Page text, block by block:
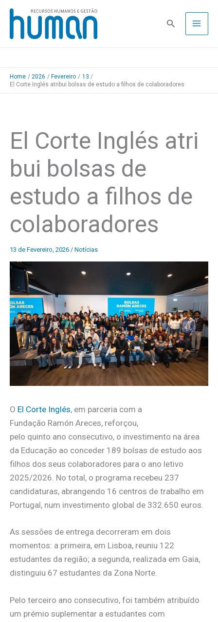
Skip
content
Pesquisa
Home 2026 Fevereiro
13
El Corte Inglés atribui bolsas de estudo a filhos de colaboradores
El Corte Inglés atri
bui bolsas de
estudo a filhos de
colaboradores
13 de Fevereiro, 2026 / Notícias
O El Corte Inglés, em parceria com a
Fundação Ramón Areces, reforçou,
pelo quinto ano consecutivo, o investimento na área
da Educação ao conceder 189 bolsas de estudo aos
filhos dos seus colaboradores para o ano letivo
2025/2026. No total, o programa recebeu 237
candidaturas, abrangendo 16 centros de trabalho em
Portugal, num investimento global de 332.650 euros.
As sessões de entrega decorreram em dois
momentos: a primeira, em Lisboa, reuniu 122
estudantes da região; a segunda, realizada em Gaia,
distinguiu 67 estudantes da Zona Norte.
Pelo terceiro ano consecutivo, foi também atribuído
um prémio suplementar a estudantes com